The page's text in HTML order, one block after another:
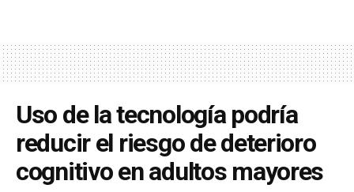
Uso de la tecnología podría
reducir el riesgo de deterioro
cognitivo en adultos mayores